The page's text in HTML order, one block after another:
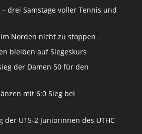
– drei Samstage voller Tennis und
Norden nicht zu stoppen
bleiben auf Siegeskurs
der Damen 50 für den
mit 6:0 Sieg bei
der U15-2 Juniorinnen des UTHC